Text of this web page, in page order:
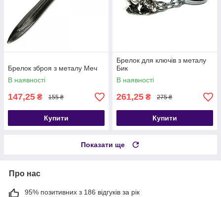
Брелок зброя з металу Меч
В наявності
147,25 ₴ 155 ₴
Купити
Брелок для ключів з металу
Бик
В наявності
261,25 ₴ 275 ₴
Купити
Показати ще
Про нас
95% позитивних з 186 відгуків за рік